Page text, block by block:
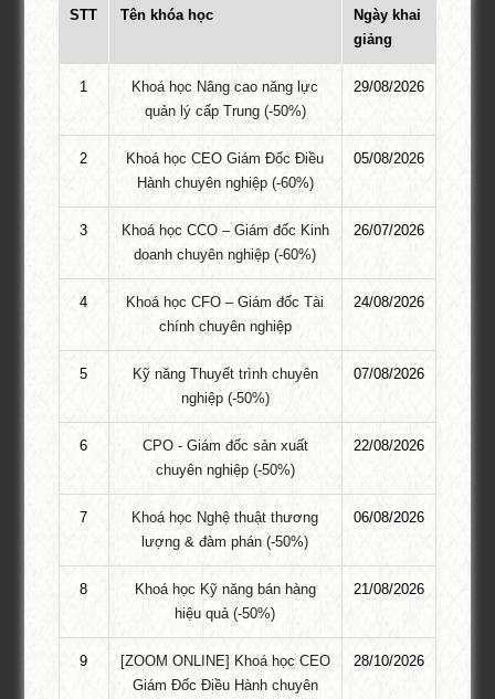
KHÓA HỌC GỢI Ý
Khoá học TikTok Shop
Khóa học tiktok shop chuyên nghiệp thực chiến HOT – Chương
trình MỚI đào tạo ĐẶC BIỆT dành cho doanh nghiệp, cá nhân có
Khóa học kỹ năng giao tiếp TPHCM
Khai giảng: 25/06/2026
Khóa học quản lý con người tại TPHCM
STT Tên khóa học
Ngày khai
giảng
1
Khoá học Nâng cao năng lực
quản lý cấp Trung (-50%)
29/08/2026
2
Khoá học CEO Giám Đốc Điều
Hành chuyên nghiệp (-60%)
05/08/2026
3
Khoá học CCO – Giám đốc Kinh
doanh chuyên nghiệp (-60%)
26/07/2026
4
Khoá học CFO – Giám đốc Tài
chính chuyên nghiệp
24/08/2026
5
Kỹ năng Thuyết trình chuyên
nghiệp (-50%)
07/08/2026
6
CPO - Giám đốc sản xuất
chuyên nghiệp (-50%)
22/08/2026
7
Khoá học Nghệ thuật thương
lượng & đàm phán (-50%)
06/08/2026
8
Khoá học Kỹ năng bán hàng
hiệu quả (-50%)
21/08/2026
9
[ZOOM ONLINE] Khoá học CEO
Giám Đốc Điều Hành chuyên
28/10/2026